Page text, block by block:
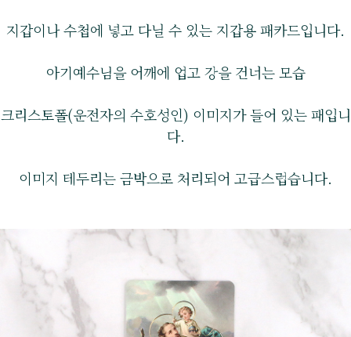
지갑이나 수첩에 넣고 다닐 수 있는 지갑용 패카드입니다.
아기예수님을 어깨에 업고 강을 건너는 모습
크리스토폴(운전자의 수호성인) 이미지가 들어 있는 패입니
다.
이미지 테두리는 금박으로 처리되어 고급스럽습니다.